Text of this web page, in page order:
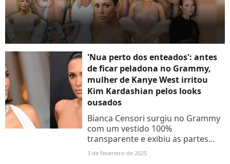
'Nua perto dos enteados': antes
de ficar peladona no Grammy,
mulher de Kanye West irritou
Kim Kardashian pelos looks
ousados
Bianca Censori surgiu no Grammy
com um vestido 100%
transparente e exibiu as partes
íntimas no tapete vermelho.
3 de fevereiro de 2025